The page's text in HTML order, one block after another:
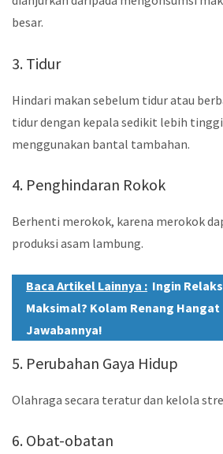
besar.
3. Tidur
Hindari makan sebelum tidur atau
tidur dengan kepala sedikit lebih
menggunakan bantal tambahan.
4. Penghindaran Rokok
Berhenti merokok, karena merokok
produksi asam lambung.
Baca Artikel Lainnya : Ingin
Maksimal? Kolam Renang Hangat
Jawabannya!
5. Perubahan Gaya Hidup
Olahraga secara teratur dan kelola
6. Obat-obatan